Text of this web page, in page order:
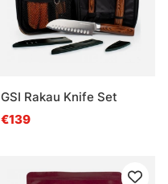
GSI Rakau Knife Set
€139